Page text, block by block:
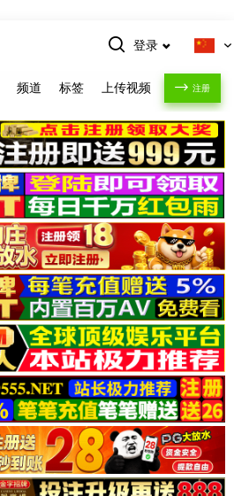
登录
频道 标签 上传视频 注册